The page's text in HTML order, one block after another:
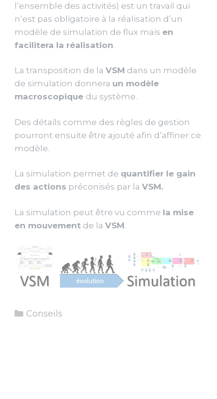
l’ensemble des activités) est un travail qui
n’est pas obligatoire à la réalisation d’un
modèle de simulation de flux mais en
facilitera la réalisation.
La transposition de la VSM dans un modèle
de simulation donnera un modèle
macroscopique du système.
Des détails comme des règles de gestion
pourront ensuite être ajouté afin d’affiner ce
modèle.
La simulation permet de quantifier le gain
des actions préconisés par la VSM.
La simulation peut être vu comme la mise
en mouvement de la VSM.
Catégories
Conseils